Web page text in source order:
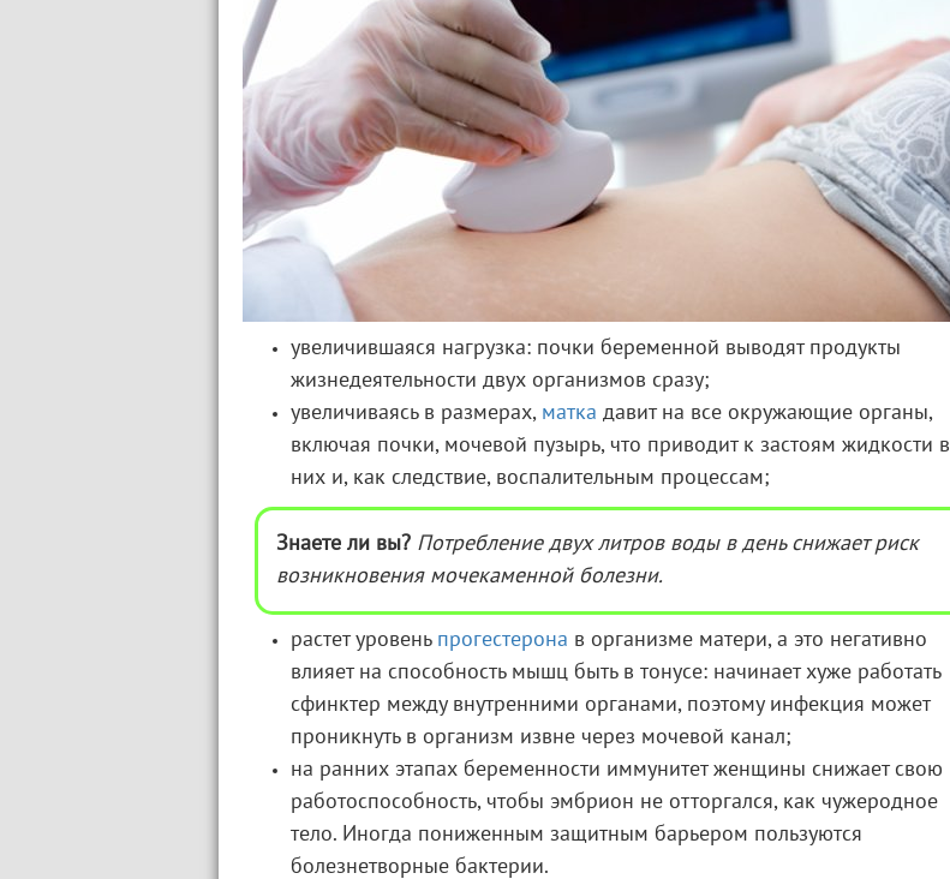
увеличившаяся нагрузка: почки беременной выводят продукты
жизнедеятельности двух организмов сразу;
увеличиваясь в размерах, матка давит на все окружающие органы,
включая почки, мочевой пузырь, что приводит к застоям жидкости в
них и, как следствие, воспалительным процессам;
Знаете ли вы? Потребление двух литров воды в день снижает риск
возникновения мочекаменной болезни.
растет уровень прогестерона в организме матери, а это негативно
влияет на способность мышц быть в тонусе: начинает хуже работать
сфинктер между внутренними органами, поэтому инфекция может
проникнуть в организм извне через мочевой канал;
на ранних этапах беременности иммунитет женщины снижает свою
работоспособность, чтобы эмбрион не отторгался, как чужеродное
тело. Иногда пониженным защитным барьером пользуются
болезнетворные бактерии.